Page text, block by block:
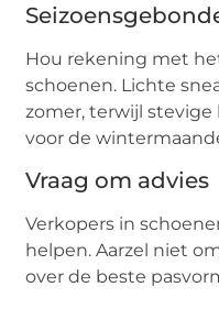
Hou rekening met
schoenen. Lichte
zomer, terwijl stevige
voor de
Vraag om advies
Verkopers in
helpen. Aarzel niet
over de beste